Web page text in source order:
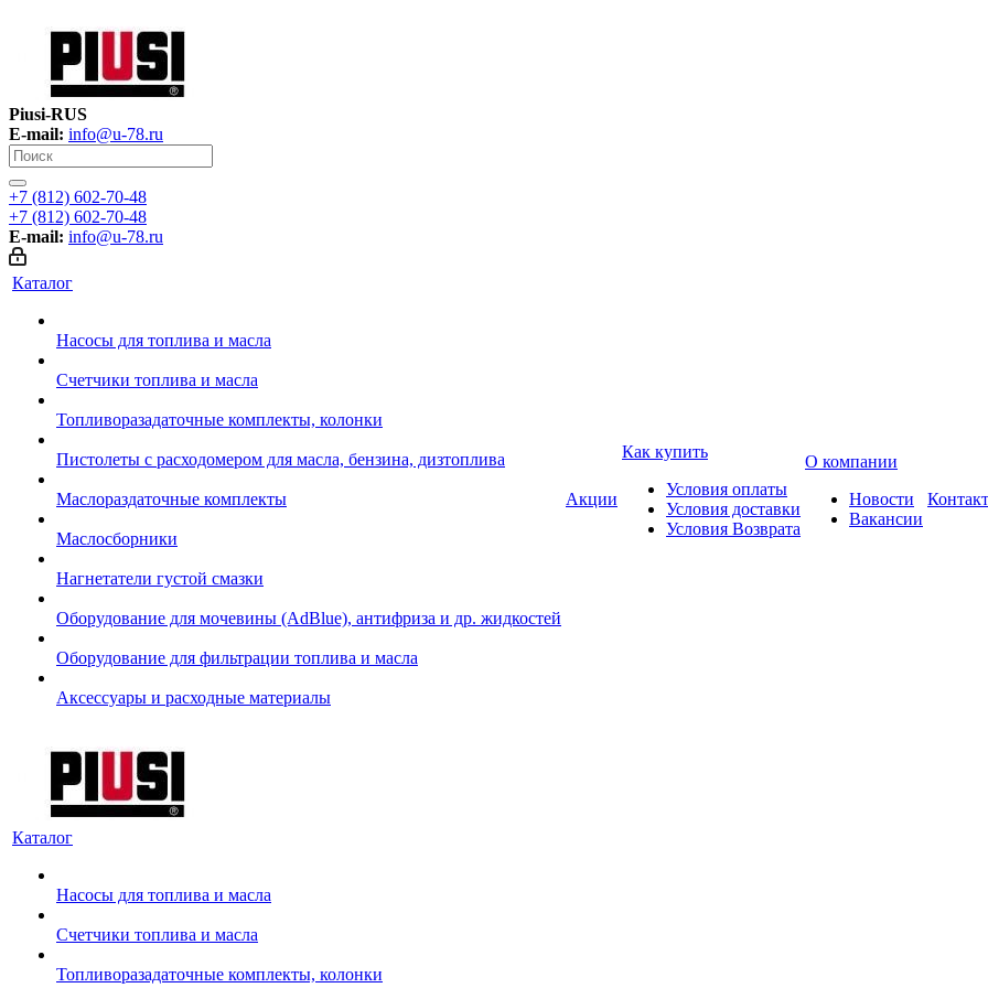
Piusi-RUS
E-mail: info@u-78.ru
+7 (812) 602-70-48
+7 (812) 602-70-48
E-mail: info@u-78.ru
Каталог
Насосы для топлива и масла
Счетчики топлива и масла
Топливоразадаточные комплекты, колонки
Пистолеты с расходомером для масла, бензина, дизтоплива
Маслораздаточные комплекты
Маслосборники
Нагнетатели густой смазки
Оборудование для мочевины (AdBlue), антифриза и др. жидкостей
Оборудование для фильтрации топлива и масла
Аксессуары и расходные материалы
Акции
Как купить
Условия оплаты
Условия доставки
Условия Возврата
О компании
Новости
Вакансии
Каталог
Насосы для топлива и масла
Счетчики топлива и масла
Топливоразадаточные комплекты, колонки